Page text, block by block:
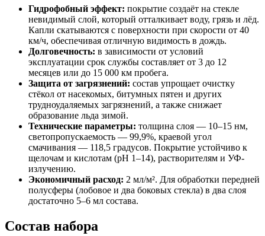
Гидрофобный эффект: покрытие создаёт на стекле
невидимый слой, который отталкивает воду, грязь и лёд.
Капли скатываются с поверхности при скорости от 40
км/ч, обеспечивая отличную видимость в дождь.
Долговечность: в зависимости от условий
эксплуатации срок службы составляет от 3 до 12
месяцев или до 15 000 км пробега.
Защита от загрязнений: состав упрощает очистку
стёкол от насекомых, битумных пятен и других
трудноудаляемых загрязнений, а также снижает
образование льда зимой.
Технические параметры: толщина слоя — 10–15 нм,
светопропускаемость — 99,9%, краевой угол
смачивания — 118,5 градусов. Покрытие устойчиво к
щелочам и кислотам (pH 1–14), растворителям и УФ-
излучению.
Экономичный расход: 2 мл/м². Для обработки передней
полусферы (лобовое и два боковых стекла) в два слоя
достаточно 5–6 мл состава.
Состав набора